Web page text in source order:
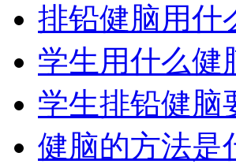
排铅健脑用什
学生用什么健
学生排铅健脑
健脑的方法是